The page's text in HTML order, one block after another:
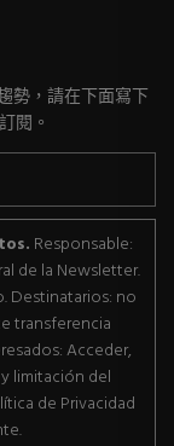
勢，請在下面寫下
閱。
Responsable:
de la Newsletter.
Destinatarios: no
transferencia
Acceder,
limitación del
de Privacidad